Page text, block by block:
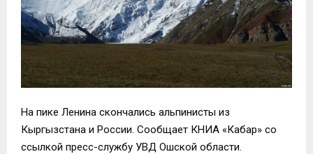
На пике Ленина скончались альпинисты из
Кыргызстана и России. Сообщает КНИА «Кабар» со
ссылкой пресс-службу УВД Ошской области.